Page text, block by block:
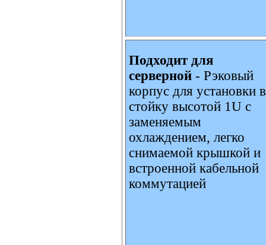
Подходит для
серверной - Рэковый
корпус для установки в
стойку высотой 1U с
заменяемым
охлаждением, легко
снимаемой крышкой и
встроенной кабельной
коммутацией